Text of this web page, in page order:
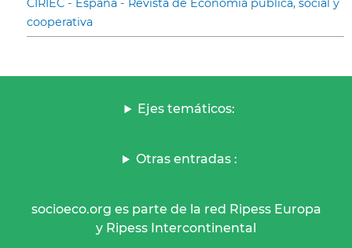
CIRIEC - España - Revista de Economía pública, social y
cooperativa
Ejes temáticos:
Otras entradas :
socioeco.org es parte de la red Ripess Europa
y Ripess Intercontinental